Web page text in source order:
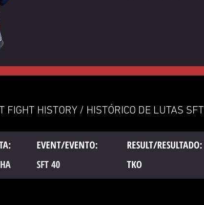
FIGHT HISTORY / HISTÓRICO DE LUTAS SFT
EVENT/EVENTO: RESULT/RESULTADO:
SFT 40 TKO